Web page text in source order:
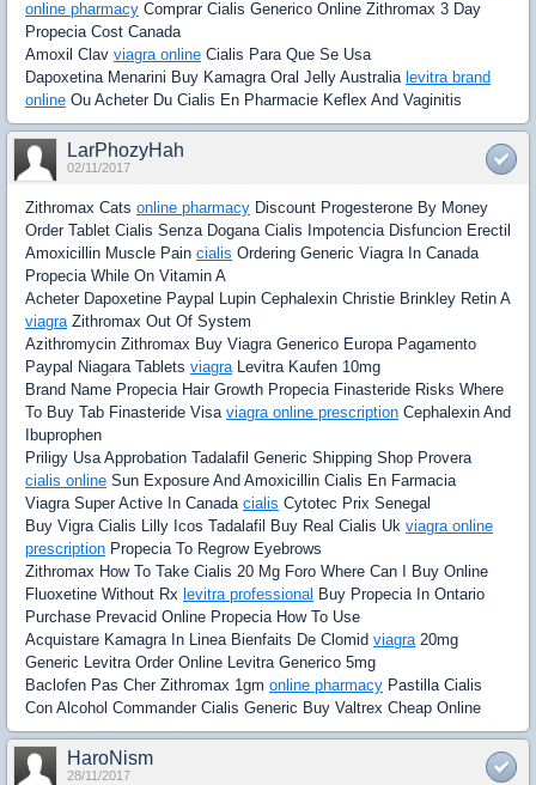
online pharmacy Comprar Cialis Generico Online Zithromax 3 Day
Propecia Cost Canada
Amoxil Clav viagra online Cialis Para Que Se Usa
Dapoxetina Menarini Buy Kamagra Oral Jelly Australia levitra brand
online Ou Acheter Du Cialis En Pharmacie Keflex And Vaginitis
LarPhozyHah
02/11/2017
Zithromax Cats online pharmacy Discount Progesterone By Money
Order Tablet Cialis Senza Dogana Cialis Impotencia Disfuncion Erectil
Amoxicillin Muscle Pain cialis Ordering Generic Viagra In Canada
Propecia While On Vitamin A
Acheter Dapoxetine Paypal Lupin Cephalexin Christie Brinkley Retin A
viagraZithromax Out Of System
Azithromycin Zithromax Buy Viagra Generico Europa Pagamento
Paypal Niagara Tablets viagraLevitra Kaufen 10mg
Brand Name Propecia Hair Growth Propecia Finasteride Risks Where
To Buy Tab Finasteride Visa viagra online prescription Cephalexin And
Ibuprophen
Priligy Usa Approbation Tadalafil Generic Shipping Shop Provera
cialis online Sun Exposure And Amoxicillin Cialis En Farmacia
Viagra Super Active In Canada cialis Cytotec Prix Senegal
Buy Vigra Cialis Lilly Icos Tadalafil Buy Real Cialis Uk viagra online
prescription Propecia To Regrow Eyebrows
Zithromax How To Take Cialis 20 Mg Foro Where Can I Buy Online
Fluoxetine Without Rx levitra professional Buy Propecia In Ontario
Purchase Prevacid Online Propecia How To Use
Acquistare Kamagra In Linea Bienfaits De Clomid viagra20mg
Generic Levitra Order Online Levitra Generico 5mg
Baclofen Pas Cher Zithromax 1gm online pharmacy Pastilla Cialis
Con Alcohol Commander Cialis Generic Buy Valtrex Cheap Online
HaroNism
28/11/2017